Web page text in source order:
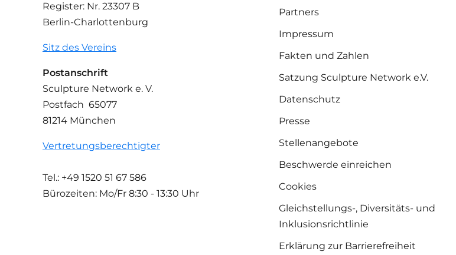
Register: Nr. 23307 B
Berlin-Charlottenburg
Sitz des Vereins
Postanschrift
Sculpture Network e. V.
Postfach 65077
81214 München
Vertretungsberechtigter
Tel.: +49 1520 51 67 586
Bürozeiten: Mo/Fr 8:30 - 13:30 Uhr
Partners
Impressum
Fakten und Zahlen
Satzung Sculpture Network e.V.
Datenschutz
Presse
Stellenangebote
Beschwerde einreichen
Cookies
Gleichstellungs-, Diversitäts- und
Inklusionsrichtlinie
Erklärung zur Barrierefreiheit